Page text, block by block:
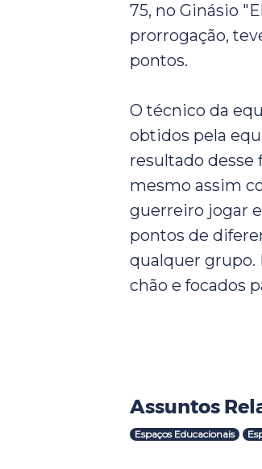
75, no Ginásio
prorrogação,
pontos.
O técnico da
obtidos pela
resultado desse
mesmo assim
guerreiro jogar
pontos de
qualquer grupo.
chão e focados
Assuntos
Espaços Educacionais